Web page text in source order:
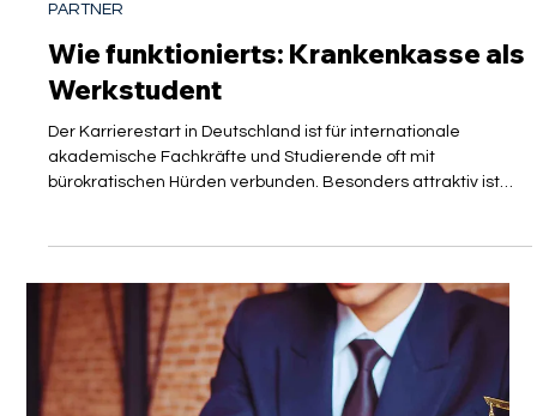
Isabelle Manoli
5. Juli
4 Min. Lesezeit
Wie funktionierts: Krankenkasse als
Werkstudent
bürokratischen Hürden verbunden. Besonders attraktiv ist
dabei das Modell der Werkstudententätigkeit, da es eine
Brücke zwischen akademischer Theorie und beruflicher
Praxis schlägt. Doch während der Fokus meist auf dem
Gehalt und der Praxiserfahrung liegt, wird eine zentrale
rechtliche Säule oft übersehen: der